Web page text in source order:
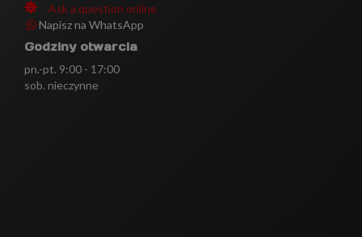
Ask a question online
Napisz na WhatsApp
Godziny otwarcia
pn.-pt. 9:00 - 17:00
sob. nieczynne